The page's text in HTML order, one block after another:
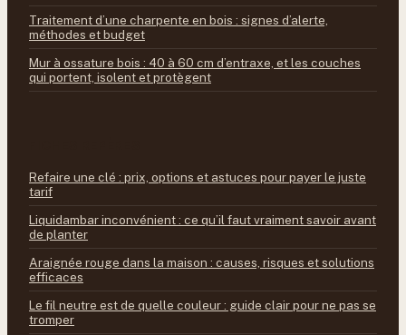
Traitement d’une charpente en bois : signes d’alerte,
méthodes et budget
Mur à ossature bois : 40 à 60 cm d’entraxe, et les couches
qui portent, isolent et protègent
Refaire une clé : prix, options et astuces pour payer le juste
tarif
Liquidambar inconvénient : ce qu’il faut vraiment savoir avant
de planter
Araignée rouge dans la maison : causes, risques et solutions
efficaces
Le fil neutre est de quelle couleur : guide clair pour ne pas se
tromper